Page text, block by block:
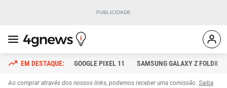
GOOGLE PIXEL 11 SAMSUNG GALAXY Z FOLD8
Ao comprar através dos nossos links, podemos receber uma comissão. Saiba